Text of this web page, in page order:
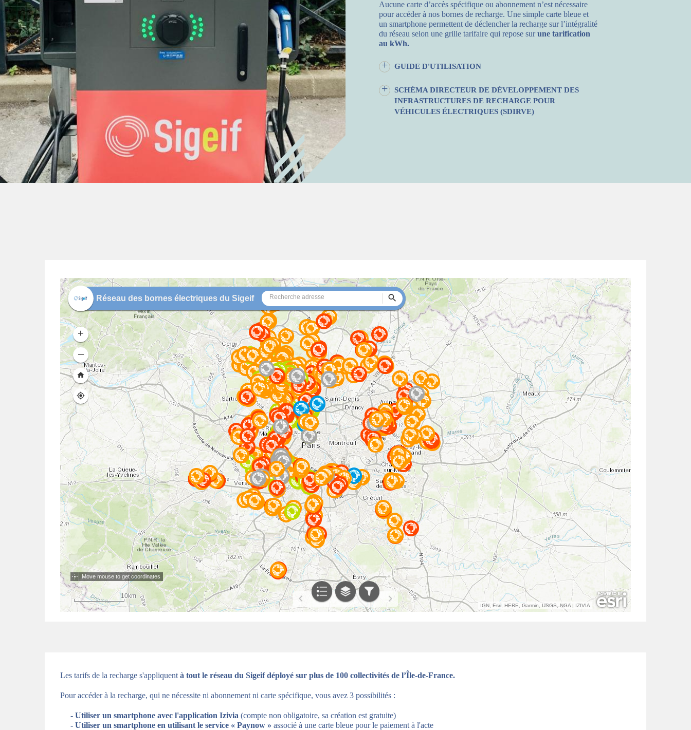
Aucune carte d’accès spécifique ou abonnement n’est nécessaire
pour accéder à nos bornes de recharge. Une simple carte bleue et
un smartphone permettent de déclencher la recharge sur l’intégralité
du réseau selon une grille tarifaire qui repose surune tarification
au kWh.
GUIDE D'UTILISATION
SCHÉMA DIRECTEUR DE DÉVELOPPEMENT DES
INFRASTRUCTURES DE RECHARGE POUR
VÉHICULES ÉLECTRIQUES (SDIRVE)
Les tarifs de la recharge s'appliquent à tout le réseau du Sigeif déployé sur plus de 100 collectivités de l’Île-de-France.
Pour accéder à la recharge, qui ne nécessite ni abonnement ni carte spécifique, vous avez 3 possibilités :
- Utiliser un smartphone avec l'application Izivia (compte non obligatoire, sa création est gratuite)
- Utiliser un smartphone en utilisant le service « Paynow » associé à une carte bleue pour le paiement à l'acte